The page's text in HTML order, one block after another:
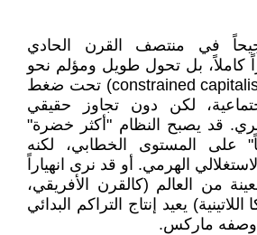
في منتصف القرن الحادي
كاملاً، بل تحول طويل ومؤلم نحو
"رأسمالية مقيدة" (constrained capitalism) تحت ضغط
لكن دون تجاوز حقيقي
قد يصبح النظام "أكثر خضرة"
على المستوى الخطابي، لكنه
الهرمي. أو قد نرى انهياراً
من العالم (كالقرن الأفريقي،
يعيد إنتاج التراكم البدائي
ماركس.